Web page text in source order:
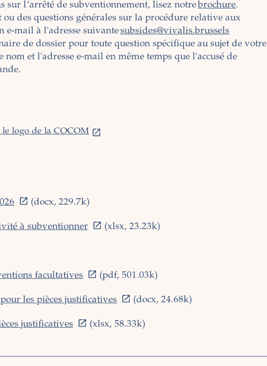
sur l’arrêté de subventionnement, lisez notre brochure.
des questions générales sur la procédure relative aux
e-mail à l'adresse suivantesubsides@vivalis.brussels
de dossier pour toute question spécifique au sujet de votre
nom et l'adresse e-mail en même temps que l'accusé de
logo de la COCOM
(docx, 229.7k)
à subventionner (xlsx, 23.23k)
facultatives (pdf, 501.03k)
les pièces justificatives (docx, 24.68k)
justificatives (xlsx, 58.33k)